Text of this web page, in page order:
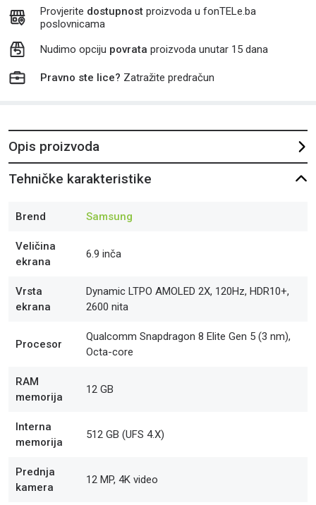
Provjerite dostupnostproizvoda u fonTELe.ba
poslovnicama
Nudimo opciju povrata proizvoda unutar 15 dana
Pravno ste lice? Zatražite predračun
Opis proizvoda
Tehničke karakteristike
Brend Samsung
Veličina
ekrana
6.9 inča
Vrsta
ekrana
Dynamic LTPO AMOLED 2X, 120Hz, HDR10+,
2600 nita
Procesor
Qualcomm Snapdragon 8 Elite Gen 5 (3 nm),
Octa-core
RAM
memorija
12 GB
Interna
memorija
512 GB (UFS 4.X)
Prednja
kamera
12 MP, 4K video